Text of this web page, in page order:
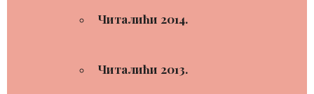
Читалићи 2014.
Читалићи 2013.